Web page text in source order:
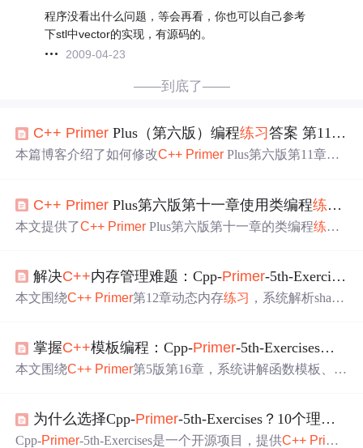
程序没看出什么问题，等会再看，你也可以自己参考
下stl中vector的实现，有源码的。
2009-04-23
——到底了——
C++ Primer Plus（第六版）编程练习答案 第11章 使用类
本篇博客介绍了如何修改C++ Primer Plus第六版第11章的
步数、使用友元函数重载运算符以及复数类的实现。博客
详细展示了头文件和实现文件的代码修改，并提供了运行
C++ Primer Plus第六版第十一章使用类编程练习
本文提供了C++ Primer Plus第六版第十一章的类编程练习
个 练习的实现思路。
解决C++内存管理难题：Cpp-Primer-5th-Exercises第12章动态内存
本文围绕C++ Primer第12章动态内存练习 ，系统解析share
所有权管理、引用计数、自定义删除器及循环引用破解等
关键技术点，并结合Cpp-Primer-5th-Exercises项目中的典型
掌握C++模板编程：Cpp-Primer-5th-Exercises第16章实战指南
本文围绕C++ Primer第5版第16章，系统讲解函数模板、类
6.22节模板继承实践，深入剖析泛型编程关键技术。内容
涵盖模板基础、高级技巧及最佳实践，强调类型安全、代
为什么选择Cpp-Primer-5th-Exercises？10个理由让你快速提升
Cpp-Primer-5th-Exercises是一个开源项目，提供C++ Prime